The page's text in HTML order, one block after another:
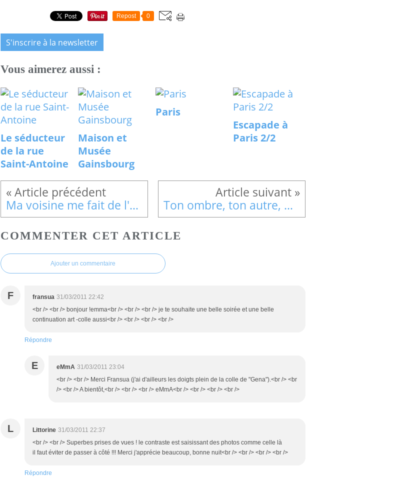
Repost 0
S'inscrire à la newsletter
Vous aimerez aussi :
Le séducteur
de la rue
Saint-Antoine
Maison et
Musée
Gainsbourg
Paris
Escapade à
Paris 2/2
Ma voisine me fait de l'oeil Ton ombre, ton autre, Gena
COMMENTER CET ARTICLE
Ajouter un commentaire
F fransua 31/03/2011 22:42
<br /> <br /> bonjour !emma<br /> <br /> <br /> je te souhaite une belle soirée et une belle
continuation art -colle aussi<br /> <br /> <br /> <br />
Répondre
E eMmA 31/03/2011 23:04
<br /> <br /> Merci Fransua (j'ai d'ailleurs les doigts plein de la colle de "Gena").<br /> <br
/> <br /> A bientôt,<br /> <br /> <br /> eMmA<br /> <br /> <br /> <br />
L Littorine 31/03/2011 22:37
<br /> <br /> Superbes prises de vues ! le contraste est saisissant des photos comme celle là
il faut éviter de passer à côté !!! Merci j'apprécie beaucoup, bonne nuit<br /> <br /> <br /> <br />
Répondre